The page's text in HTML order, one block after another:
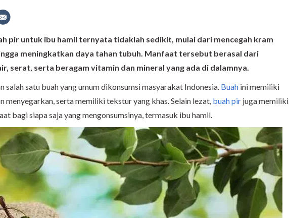
pir untuk ibu hamil ternyata tidaklah sedikit, mulai dari mencegah kram
meningkatkan daya tahan tubuh. Manfaat tersebut berasal dari
serat, serta beragam vitamin dan mineral yang ada di dalamnya.
salah satu buah yang umum dikonsumsi masyarakat Indonesia. Buah ini memiliki
menyegarkan, serta memiliki tekstur yang khas. Selain lezat, buah pir juga memiliki
bagi siapa saja yang mengonsumsinya, termasuk ibu hamil.